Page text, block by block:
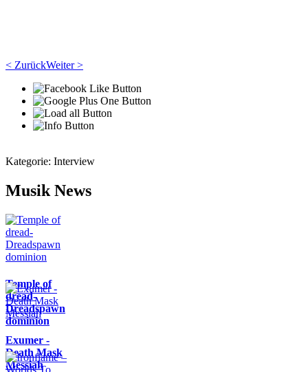
< ZurückWeiter >
Kategorie: Interview
Musik News
Temple of
dread-
Dreadspawn
dominion
Exumer -
Death Mask
Messiah